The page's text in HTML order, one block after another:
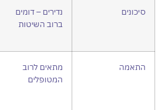
סיכונים
נדירים – דומים
ברוב השיטות
התאמה
מתאים לרוב
המטופלים